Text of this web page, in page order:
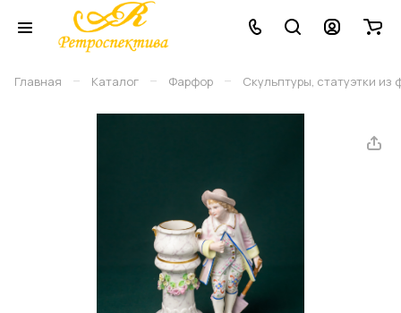
Главная – Каталог – Фарфор – Скульптуры, статуэтки из